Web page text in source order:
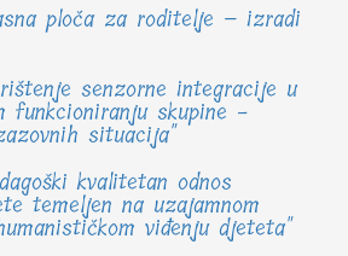
ploča za roditelje – izradi
senzorne integracije u
funkcioniranju skupine -
situacija"
kvalitetan odnos
temeljen na uzajamnom
viđenju djeteta"